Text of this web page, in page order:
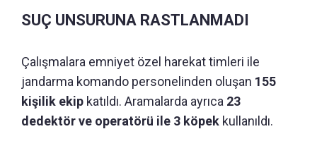
SUÇ UNSURUNA RASTLANMADI
Çalışmalara emniyet özel harekat timleri ile
jandarma komando personelinden oluşan 155
kişilik ekip katıldı. Aramalarda ayrıca 23
dedektör ve operatörü ile 3 köpek kullanıldı.